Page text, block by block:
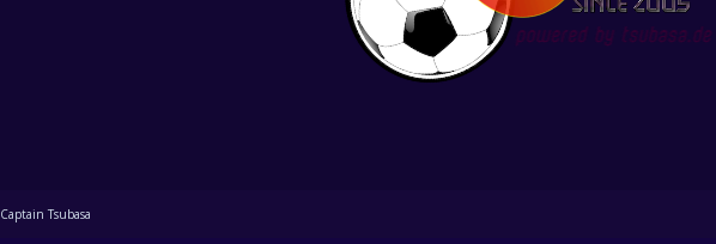
Captain Tsubasa